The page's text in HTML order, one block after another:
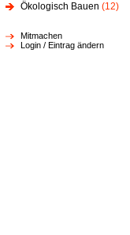
Ökologisch Bauen (12)
Mitmachen
Login / Eintrag ändern